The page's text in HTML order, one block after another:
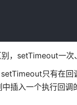
，setTimeout一次
只有在回
插入一个执行回